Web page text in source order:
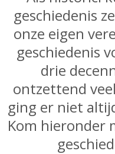
geschiedenis
onze eigen
geschiedenis
drie
ontzettend
ging er niet
Kom hieronder